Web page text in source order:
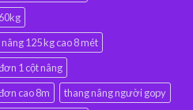
125 kg cao 8 mét
1 cột nâng
cao 8m
thang nâng người gopy